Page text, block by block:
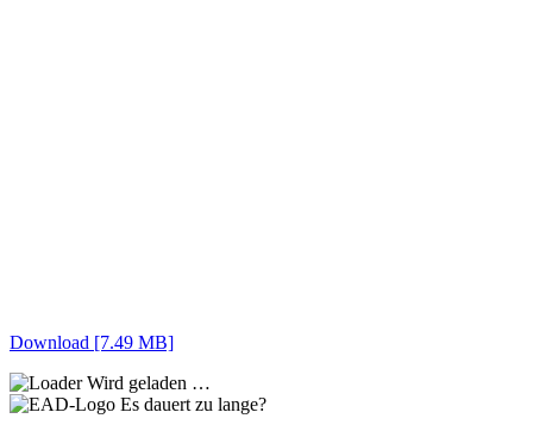
Download [7.49 MB]
Wird geladen …
Es dauert zu lange?